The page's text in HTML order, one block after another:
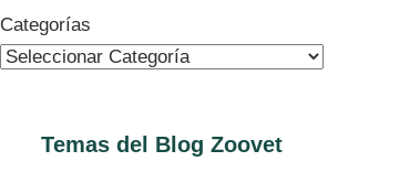
Categorías
Temas del Blog Zoovet